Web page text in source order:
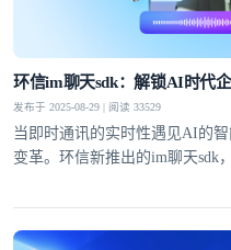
环信im聊天sdk：解锁AI时代
发布于 2025-08-29 | 阅读 33529
当即时通讯的实时性遇见AI的
变革。环信新推出的im聊天sdk
到高并发场景落地的全链路解决